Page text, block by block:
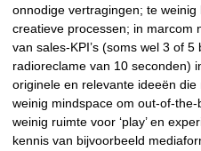
onnodige vertragingen; te
creatieve processen; in marcom
van sales-KPI’s (soms wel 3 of
radioreclame van 10 seconden)
originele en relevante ideeën
weinig mindspace om out-of-
weinig ruimte voor ‘play’ en
kennis van bijvoorbeeld